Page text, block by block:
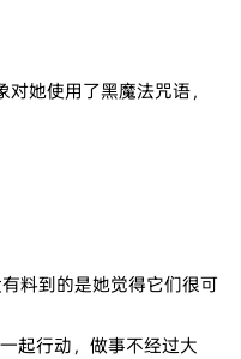
她使用了黑魔法咒语，
料到的是她觉得它们很可
起行动，做事不经过大